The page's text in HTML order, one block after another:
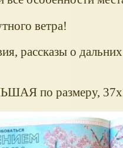
ветра!
рассказы о
по размеру,